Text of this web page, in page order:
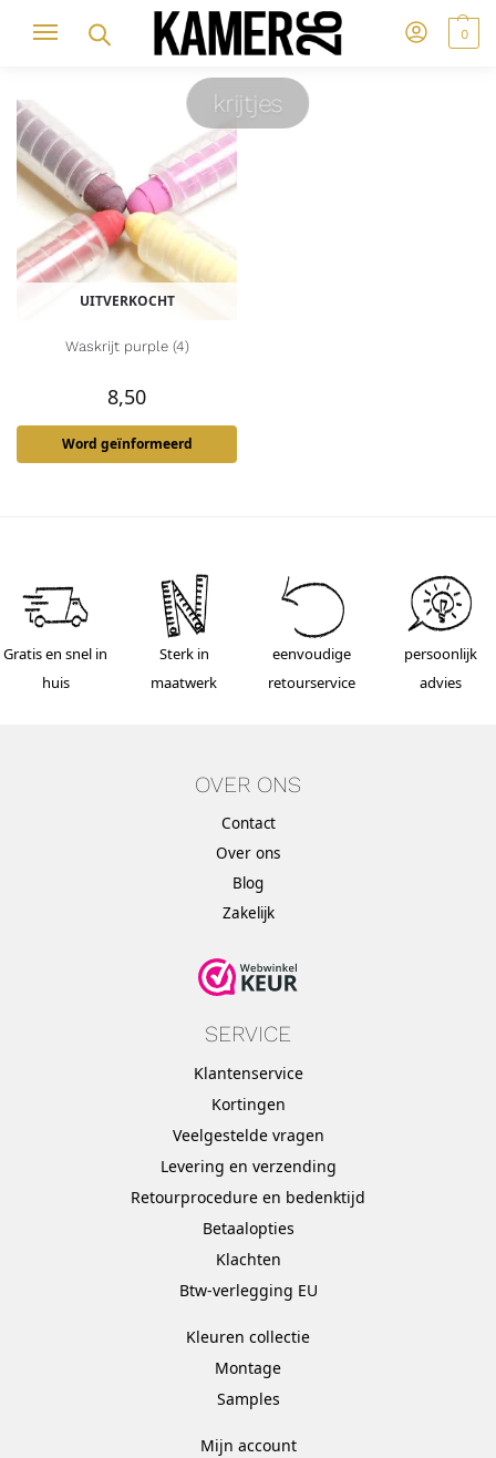
0
krijtjes
UITVERKOCHT
Waskrijt purple (4)
8,50
Word geïnformeerd
Gratis en snel in
huis
Sterk in
maatwerk
eenvoudige
retourservice
persoonlijk
advies
OVER ONS
Contact
Over ons
Blog
Zakelijk
SERVICE
Klantenservice
Kortingen
Veelgestelde vragen
Levering en verzending
Retourprocedure en bedenktijd
Betaalopties
Klachten
Btw-verlegging EU
Kleuren collectie
Montage
Samples
Mijn account